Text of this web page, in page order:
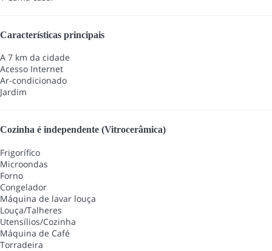
Características principais
A 7 km da cidade
Acesso Internet
Ar-condicionado
Jardim
Cozinha é independente (Vitrocerâmica)
Frigorífico
Microondas
Forno
Congelador
Máquina de lavar louça
Louça/Talheres
Utensílios/Cozinha
Máquina de Café
Torradeira